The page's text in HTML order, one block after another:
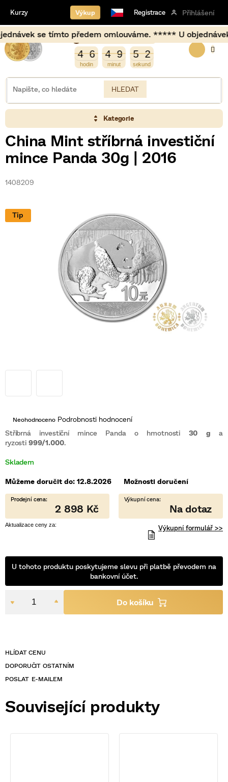
obsah
předem omlouváme. ***** U objednávek
Výkup Registrace Přihlášení
Kurzy
4
4 6
6 4
4 9
9 5
5 1
2
1
3
2
HLEDAT
Kategorie
China Mint stříbrná investiční
mince Panda 30g | 2016
1408209
Tip
Skladem
Stříbrná investiční mince Panda o hmotnosti 30 g a
ryzosti 999/1.000.
POSLAT
Průměrné
produktu
je
0,0
5
Neohodnoceno Podrobnosti hodnocení
2 898 Kč
Výkupní formulář >>
U tohoto produktu poskytujeme slevu při platbě převodem na
bankovní účet.
Můžeme doručit do: 12.8.2026 Možnosti doručení
Související produkty